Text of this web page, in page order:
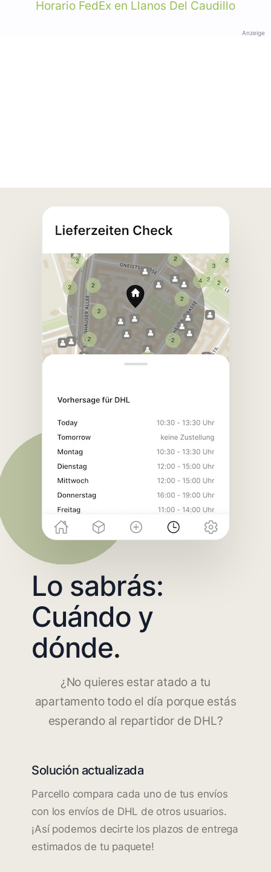
Horario FedEx en Llanos Del Caudillo
Anzeige
Lo sabrás:
Cuándo y
dónde.
¿No quieres estar atado a tu
apartamento todo el día porque estás
esperando al repartidor de DHL?
Solución actualizada
Parcello compara cada uno de tus envíos
con los envíos de DHL de otros usuarios.
¡Así podemos decirte los plazos de entrega
estimados de tu paquete!